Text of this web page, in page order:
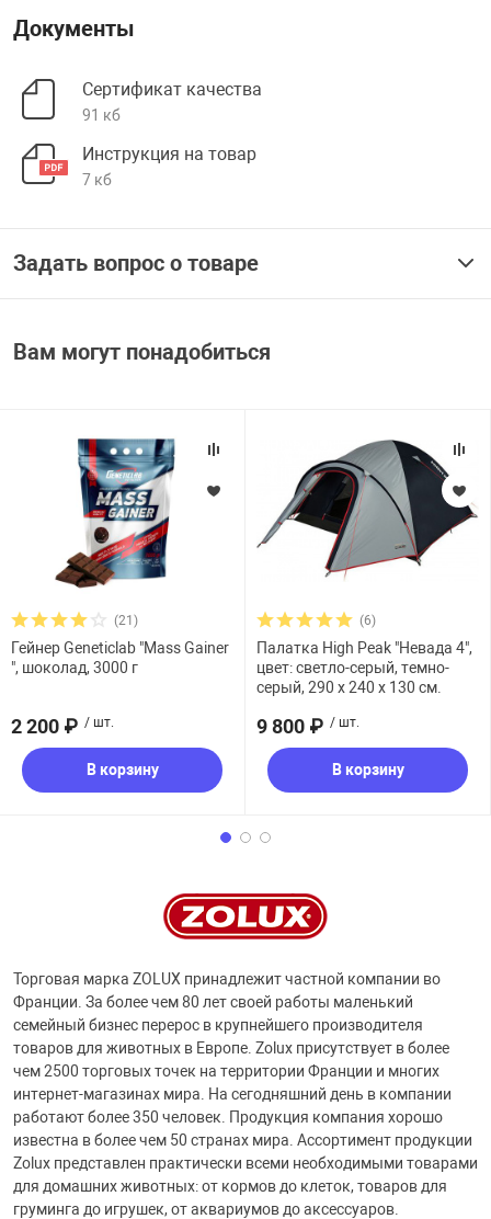
Документы
Сертификат качества
91 кб
Инструкция на товар
7 кб
Задать вопрос о товаре
Вам могут понадобиться
(21)
Гейнер Geneticlab "Mass Gainer
", шоколад, 3000 г
2 200 ₽ / шт.
В корзину
(6)
Палатка High Peak "Невада 4",
цвет: светло-серый, темно-
серый, 290 х 240 х 130 см.
9 800 ₽ / шт.
В корзину
Торговая марка ZOLUX принадлежит частной компании во
Франции. За более чем 80 лет своей работы маленький
семейный бизнес перерос в крупнейшего производителя
товаров для животных в Европе. Zolux присутствует в более
чем 2500 торговых точек на территории Франции и многих
интернет-магазинах мира. На сегодняшний день в компании
работают более 350 человек. Продукция компания хорошо
известна в более чем 50 странах мира. Ассортимент продукции
Zolux представлен практически всеми необходимыми товарами
для домашних животных: от кормов до клеток, товаров для
груминга до игрушек, от аквариумов до аксессуаров.